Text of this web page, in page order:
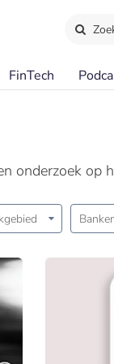
FinTech
onderzoek op